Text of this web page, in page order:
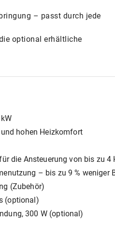
– passt durch jede
optional erhältliche
hohen Heizkomfort
die Ansteuerung von bis zu
– bis zu 9 % weniger
(Zubehör)
(optional)
300 W (optional)